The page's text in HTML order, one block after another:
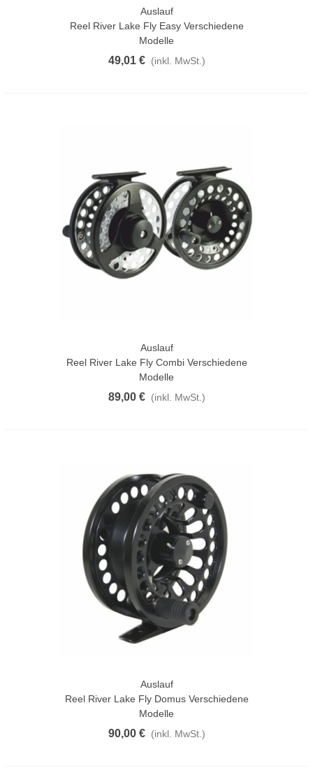
Auslauf
Reel River Lake Fly Easy Verschiedene
Modelle
49,01 € (inkl. MwSt.)
Auslauf
Reel River Lake Fly Combi Verschiedene
Modelle
89,00 € (inkl. MwSt.)
Auslauf
Reel River Lake Fly Domus Verschiedene
Modelle
90,00 € (inkl. MwSt.)